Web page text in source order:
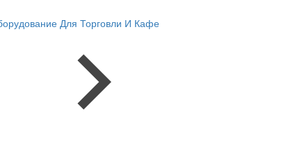
Для Торговли И Кафе